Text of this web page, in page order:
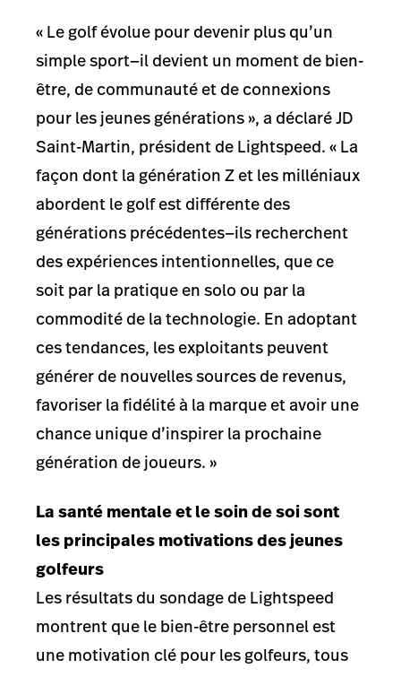
« Le golf évolue pour devenir plus qu’un
simple sport—il devient un moment de bien-
être, de communauté et de connexions
pour les jeunes générations », a déclaré JD
Saint-Martin, président de Lightspeed. « La
façon dont la génération Z et les milléniaux
abordent le golf est différente des
générations précédentes—ils recherchent
des expériences intentionnelles, que ce
soit par la pratique en solo ou par la
commodité de la technologie. En adoptant
ces tendances, les exploitants peuvent
générer de nouvelles sources de revenus,
favoriser la fidélité à la marque et avoir une
chance unique d’inspirer la prochaine
génération de joueurs. »
La santé mentale et le soin de soi sont
les principales motivations des jeunes
golfeurs
Les résultats du sondage de Lightspeed
montrent que le bien-être personnel est
une motivation clé pour les golfeurs, tous